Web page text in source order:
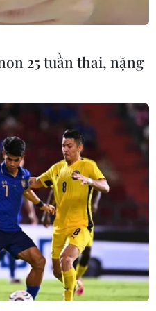
và 13
quân đội
nhất 300
25 tuần thai, nặng